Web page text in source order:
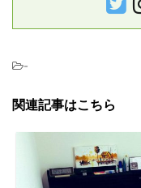
-
関連記事はこちら